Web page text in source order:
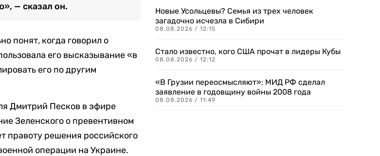
— сказал он.
понят, когда говорил о
его высказывание «в
его по другим
Дмитрий Песков в эфире
Зеленского о превентивном
правоту решения российского
операции на Украине.
Новые Усольцевы? Семья из трех человек
загадочно исчезла в Сибири
08.08.2026 / 12:15
Стало известно, кого США прочат в лидеры Кубы
08.08.2026 / 12:12
«В Грузии переосмысляют»: МИД РФ сделал
заявление в годовщину войны 2008 года
08.08.2026 / 11:49